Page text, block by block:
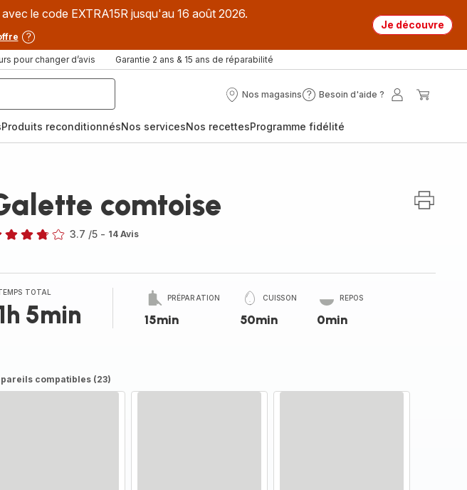
le code EXTRA15R jusqu'au 16 août 2026.
Je découvre
pour changer d’avis Garantie 2 ans & 15 ans de réparabilité
Nos magasins
Nos
Besoin d'aide ?
Besoin
?
Mon
Produits reconditionnésNos servicesNos recettesProgramme fidélité
comtoise
3.7 /5 - 14 Avis
TOTAL
5min
PRÉPARATION
15min
CUISSON
50min
REPOS
0min
compatibles (23)